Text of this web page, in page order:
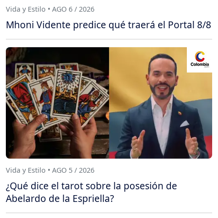
Vida y Estilo • AGO 6 / 2026
Mhoni Vidente predice qué traerá el Portal 8/8
Vida y Estilo • AGO 5 / 2026
¿Qué dice el tarot sobre la posesión de
Abelardo de la Espriella?